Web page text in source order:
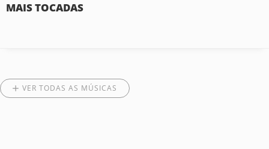
MAIS TOCADAS
VER TODAS AS MÚSICAS